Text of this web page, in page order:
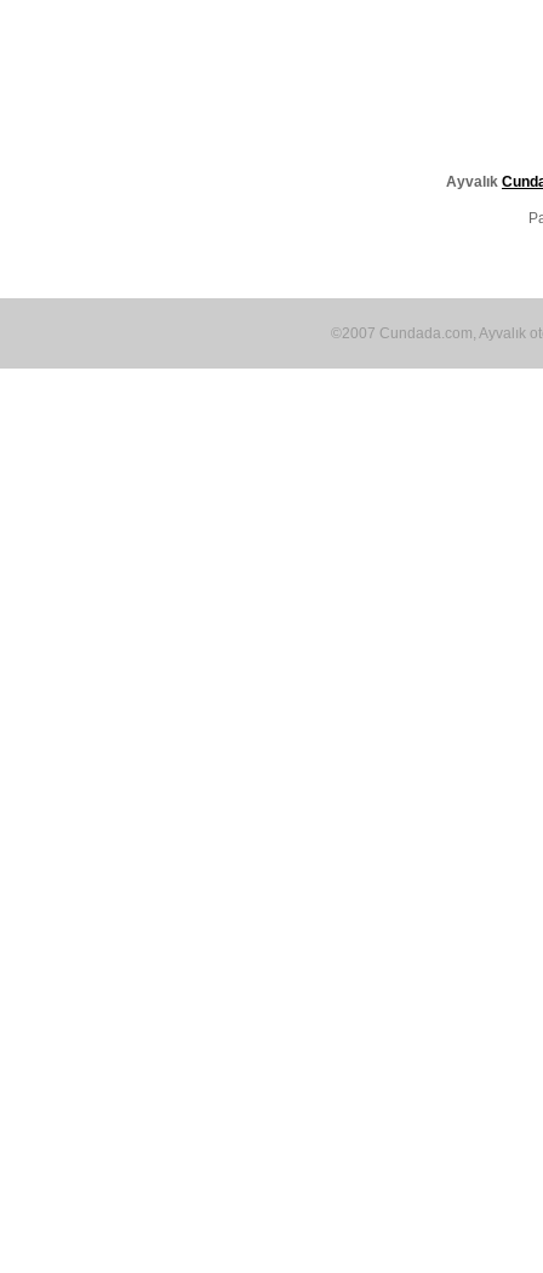
Ayvalık
©2007 Cundada.com, Ayvalık